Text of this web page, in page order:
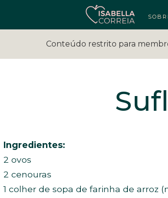
Conteúdo restrito para
Ingredientes:
2 ovos
2 cenouras
1 colher de sopa de farinha de arroz